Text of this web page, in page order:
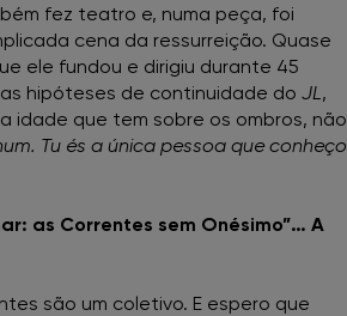
fez teatro e, numa peça, foi
cena da ressurreição. Quase
ele fundou e dirigiu durante 45
hipóteses de continuidade do JL,
idade que tem sobre os ombros, não
Tu és a única pessoa que conheço
as Correntes sem Onésimo”… A
são um coletivo. E espero que